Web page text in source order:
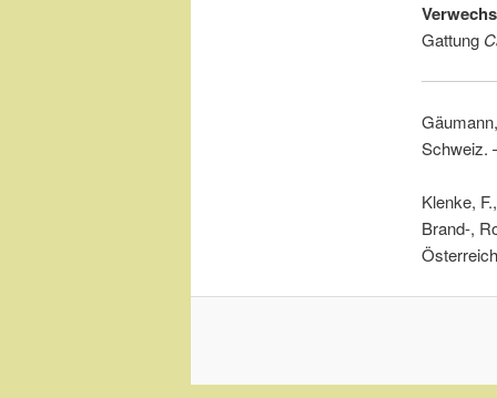
Gattung
Schweiz.
Klenke,
Brand-,